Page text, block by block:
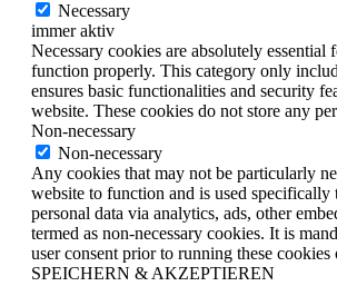
Necessary
immer aktiv
Necessary cookies are absolutely essential
function properly. This category only
ensures basic functionalities and security
website. These cookies do not store any
Non-necessary
Non-necessary
Any cookies that may not be particularly
website to function and is used specifically
personal data via analytics, ads, other
termed as non-necessary cookies. It is
user consent prior to running these
SPEICHERN & AKZEPTIEREN